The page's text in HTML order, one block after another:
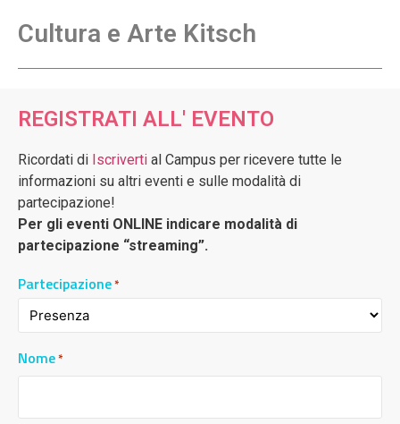
Cultura e Arte Kitsch
REGISTRATI ALL' EVENTO
Ricordati di Iscriverti al Campus per ricevere tutte le
informazioni su altri eventi e sulle modalità di
partecipazione!
Per gli eventi ONLINE indicare modalità di
partecipazione “streaming”.
Partecipazione*
Nome*